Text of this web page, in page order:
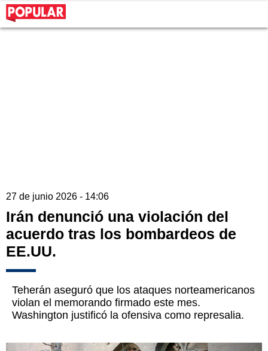
27 de junio 2026 - 14:06
Irán denunció una violación del
acuerdo tras los bombardeos de
EE.UU.
Teherán aseguró que los ataques norteamericanos
violan el memorando firmado este mes.
Washington justificó la ofensiva como represalia.